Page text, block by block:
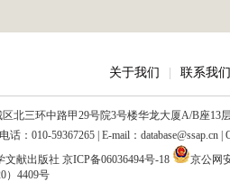
关于我们 联系我们
北三环中路甲29号院3号楼华龙大厦A/B座13
话：010-59367265 | E-mail：database@ssap.cn
文献出版社 京ICP备06036494号-18
京公网
）4409号